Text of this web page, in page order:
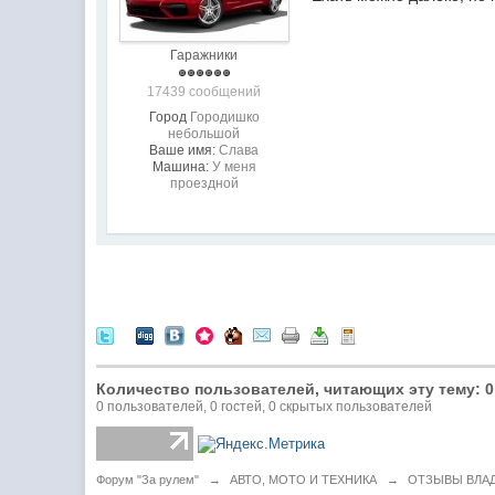
Гаражники
17439 сообщений
Город Городишко
небольшой
Ваше имя: Слава
Машина: У меня
проездной
Количество пользователей, читающих эту тему: 0
0 пользователей, 0 гостей, 0 скрытых пользователей
Форум "За рулем" → АВТО, МОТО И ТЕХНИКА → ОТЗЫВЫ